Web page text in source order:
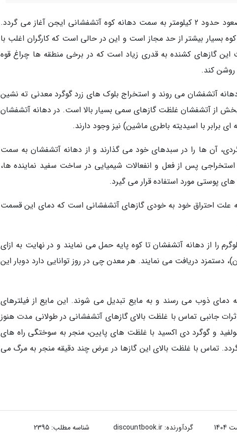
روز این معدن چی ها کمی پس از نیمه شب، با صعود حدود 2 کیلومتر به سمت دهانه کوه آتشفشانی ایجن آغاز می گردد.
بسیار بیشتر از حد مجاز است و این در حالی است که کارگران اغلب با
گازهای کشنده به قدری زیاد است که در برخی منطقه ها چراغ قوه
آتشفشان می روند و استخراج بلوک های زرد گوگرد معدنی ته نشین
بخش از آتشفشان غلظت گازهای سمی بسیار بالا است. در دهانه آتشفشان
آن ها را در سبدهای خود می گذارند و از دهانه آتشفشان به سمت
استخراجی پس از فعل و انفعالات شیمیایی در ساخت سفید نماینده ها،
پوستی مورد استفاده قرار می گیرد.
علت احتراق خود به خودی گازهای آتشفشانی است که دمای این قسمت
چیان بلوک های گوگرد با وزنی حدود 80 کیلوگرم را از دهانه آتشفشان تا کوه پایه حمل می نمایند و در نهایت به ازای
مبلغی معادل 8 سنت (حدود 350 تومان)، دستمزد دریافت می نمایند. هر معدن چی در روز توانایی دارد دوبار این
دمای ذوب می رسند و به مایع تبدیل می شوند. این مایع از فیلترهای
جانبی تماس با غلظت بالای گازهای آتشفشانی در طولانی مدت هنوز
و گوگرد دی اکسید با غلظت های پایین، منجر به سوختگی راه های
تماس با غلظت بالای این گازها در عرض چند دقیقه منجر به مرگ می
گردآورنده:discountbook.ir شناسه مطلب: 2395